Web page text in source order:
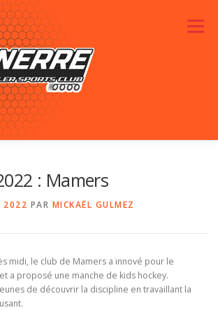
Menu
: Mamers
2022 PAR MICKAËL GULMEZ
midi, le club de Mamers a innové pour le
a proposé une manche de kids hockey.
de découvrir la discipline en travaillant la